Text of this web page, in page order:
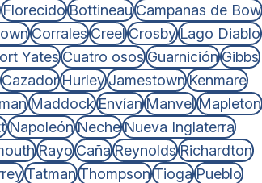
FlorecidoBottineauCampanas de Bow
CorralesCreelCrosbyLago Diablo
YatesCuatro ososGuarniciónGibbs
CazadorHurleyJamestownKenmare
MaddockEnvíanManvelMapleton
NapoleónNecheNueva Inglaterra
RayoCañaReynoldsRichardton
TatmanThompsonTiogaPueblo